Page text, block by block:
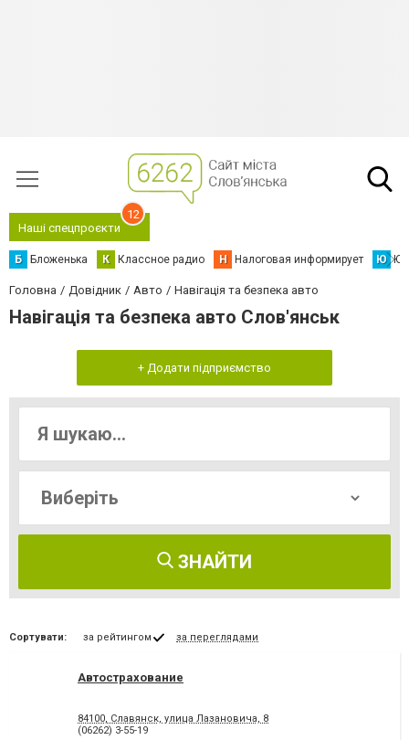
Наші спецпроєкти
12
Б Бложенька К Классное радио Н Налоговая информирует Ю
Головна Довідник Авто Навігація та безпека авто
Навігація та безпека авто Слов'янськ
+ Додати підприємство
ЗНАЙТИ
Сортувати: за рейтингом за переглядами
Автострахование
84100, Славянск, улица Лазановича, 8
(06262) 3-55-19